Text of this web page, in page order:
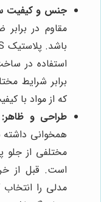
جنس و کیفیت
مقاوم در
استفاده در
برابر شرایط
که از مواد با
طراحی و ظاهر:
همخوانی
مختلفی از جلو
است. قبل از
مدلی را